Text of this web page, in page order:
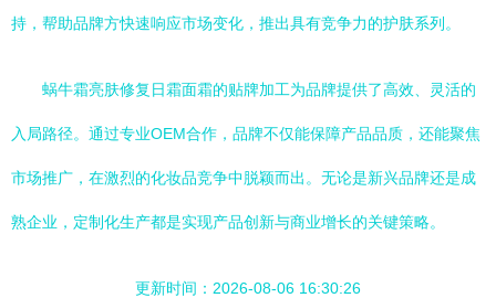
持，帮助品牌方快速响应市场变化，推出具有竞争力的护肤系列。
蜗牛霜亮肤修复日霜面霜的贴牌加工为品牌提供了高效、灵活的
入局路径。通过专业OEM合作，品牌不仅能保障产品品质，还能聚焦
市场推广，在激烈的化妆品竞争中脱颖而出。无论是新兴品牌还是成
熟企业，定制化生产都是实现产品创新与商业增长的关键策略。
更新时间：2026-08-06 16:30:26